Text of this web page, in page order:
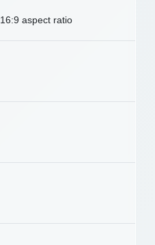
aspect ratio